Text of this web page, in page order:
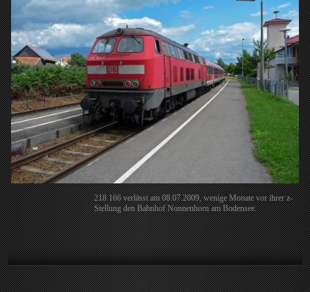
218 166 verlässt am 08.07.2009, wenige Monate vor ihrer z-
Stellung den Bahnhof Nonnenhorn am Bodensee.